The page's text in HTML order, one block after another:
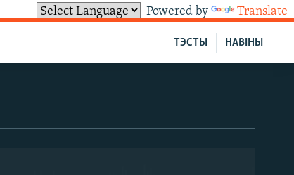
Powered by Translate
НАВІНЫ
ТЭСТЫ